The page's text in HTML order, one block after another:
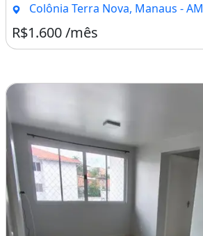
Área de serviço
Colônia Terra Nova, Manaus - AM
R$1.600 /mês